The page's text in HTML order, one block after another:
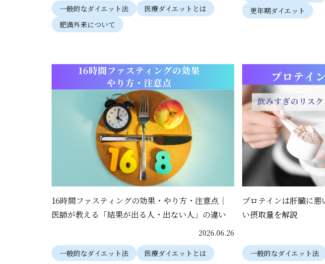
一般的なダイエット法
医療ダイエットとは
肥満外来について
更年期ダイエット
16時間ファスティングの効果・やり方・注意点｜
医師が教える「結果が出る人・出ない人」の違い
2026.06.26
一般的なダイエット法 医療ダイエットとは
プロテインは肝臓に
い摂取量を解説
一般的なダイエット法